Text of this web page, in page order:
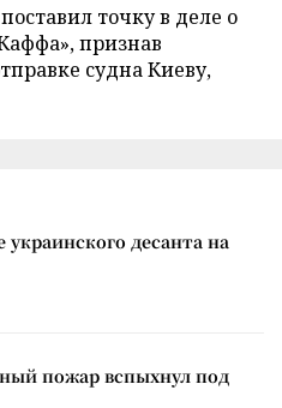
точку в деле о
признав
судна Киеву,
десанта на
пожар вспыхнул под